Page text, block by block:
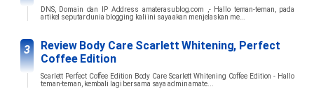
DNS, Domain dan IP Address amaterasublog.com ,- Hallo teman-teman, pada
artikel seputar dunia blogging kali ini saya akan menjelaskan me...
Review Body Care Scarlett Whitening, Perfect
Coffee Edition
Scarlett Perfect Coffee Edition Body Care Scarlett Whitening Coffee Edition - Hallo
teman-teman, kembali lagi bersama saya admin amate...